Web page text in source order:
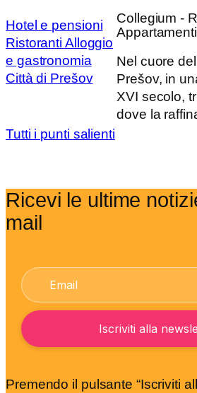
Hotel e pensioni
Ristoranti Alloggio
e gastronomia
Città di Prešov
Collegium -
Appartamenti
Nel cuore
Prešov, in
XVI secolo,
dove la
Tutti i punti salienti
Ricevi le ultime
mail
Premendo il pulsante “Iscriviti